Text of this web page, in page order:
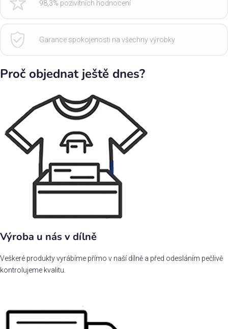
98,3% pozivitních hodnocení
Garance spokojenosti na všechny výrobky
Proč objednat ještě dnes?
Výroba u nás v dílně
Veškeré produkty vyrábíme přímo v naší dílně a před odesláním pečlivě
kontrolujeme kvalitu.